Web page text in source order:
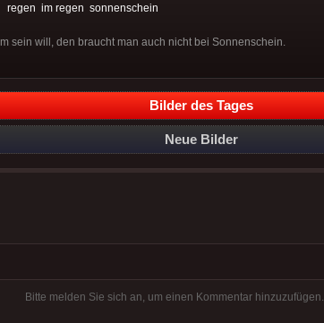
regen im regen sonnenschein
sein will, den braucht man auch nicht bei Sonnenschein.
Bilder des Tages
Neue Bilder
Bitte melden Sie sich an, um einen Kommentar hinzuzufügen.